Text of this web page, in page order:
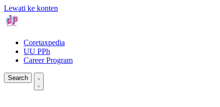
Lewati ke konten
Coretaxpedia
UU PPh
Career Program
Search